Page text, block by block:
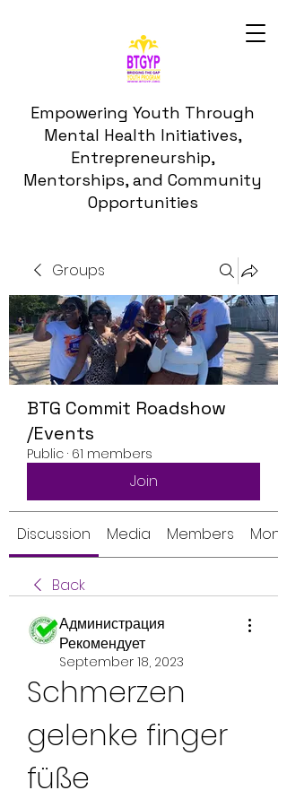
Empowering Youth Through
Mental Health Initiatives,
Entrepreneurship,
Mentorships, and Community
Opportunities
Groups
BTG Commit Roadshow
/Events
Public · 61 members
Join
Discussion Media Members
Back
Администрация
Рекомендует
September 18, 2023
Schmerzen
gelenke finger
füße